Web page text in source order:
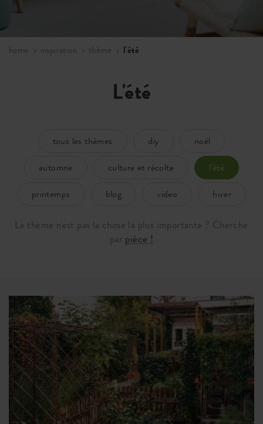
home inspiration thème l'été
L'été
tous les thèmes diy
noël
automne
culture et récolte
l'été
printemps
blog video hiver
Le thème n'est pas la chose la plus importante ? Cherche
par pièce !